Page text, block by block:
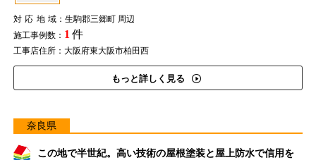
対応地域：生駒郡三郷町 周辺
施工事例数： 1 件
工事店住所：大阪府東大阪市柏田西
もっと詳しく見る
奈良県
この地で半世紀。高い技術の屋根塗装と屋上防水で信用を